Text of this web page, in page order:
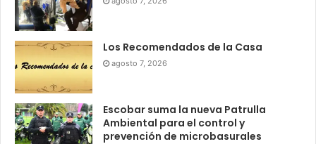
Los Recomendados de la Casa
agosto 7, 2026
Escobar suma la nueva Patrulla
Ambiental para el control y
prevención de microbasurales